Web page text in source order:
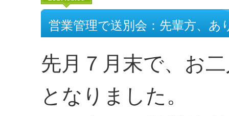
営業管理で送別会：先輩方、
先月７月末で、お
となりました。